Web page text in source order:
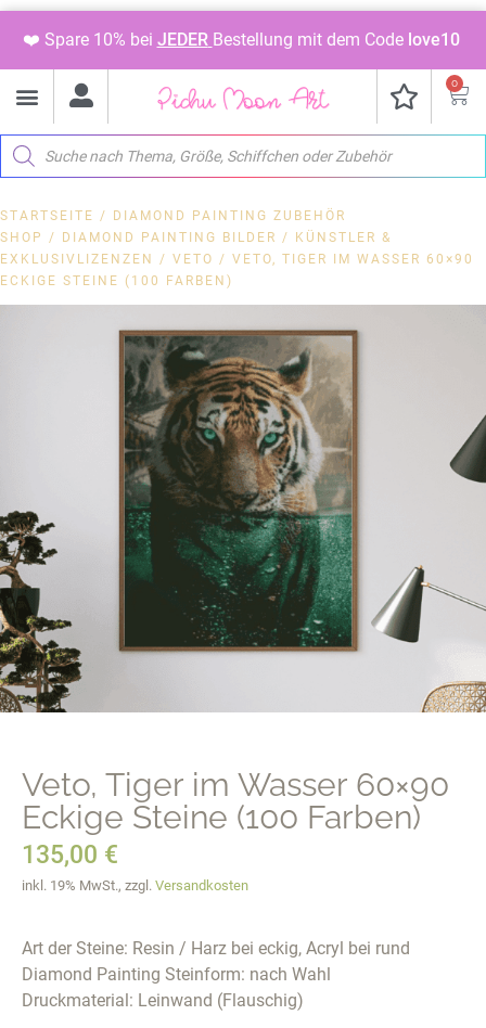
❤️ Spare 10% bei JEDER Bestellung mit dem Code love10
0
STARTSEITE /
DIAMOND PAINTING ZUBEHÖR
SHOP / DIAMOND PAINTING BILDER /
KÜNSTLER &
EXKLUSIVLIZENZEN
/ VETO / VETO, TIGER IM WASSER 60×90
ECKIGE STEINE (100 FARBEN)
Veto, Tiger im Wasser 60×90
Eckige Steine (100 Farben)
135,00 €
inkl. 19% MwSt., zzgl. Versandkosten
Art der Steine: Resin / Harz bei eckig, Acryl bei rund
Diamond Painting Steinform: nach Wahl
Druckmaterial: Leinwand (Flauschig)